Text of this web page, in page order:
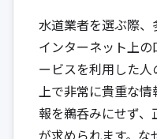
水道業者を選ぶ際
インターネット上
ービスを利用した
上で非常に貴重な
報を鵜呑みにせず
が求められます。